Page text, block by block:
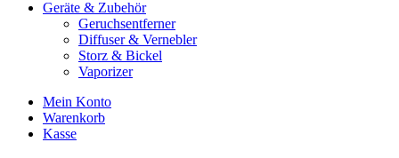
Geräte & Zubehör
Geruchsentferner
Diffuser & Vernebler
Storz & Bickel
Vaporizer
Mein Konto
Warenkorb
Kasse